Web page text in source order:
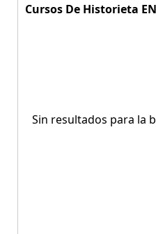
Cursos De Historieta
Sin resultados para la